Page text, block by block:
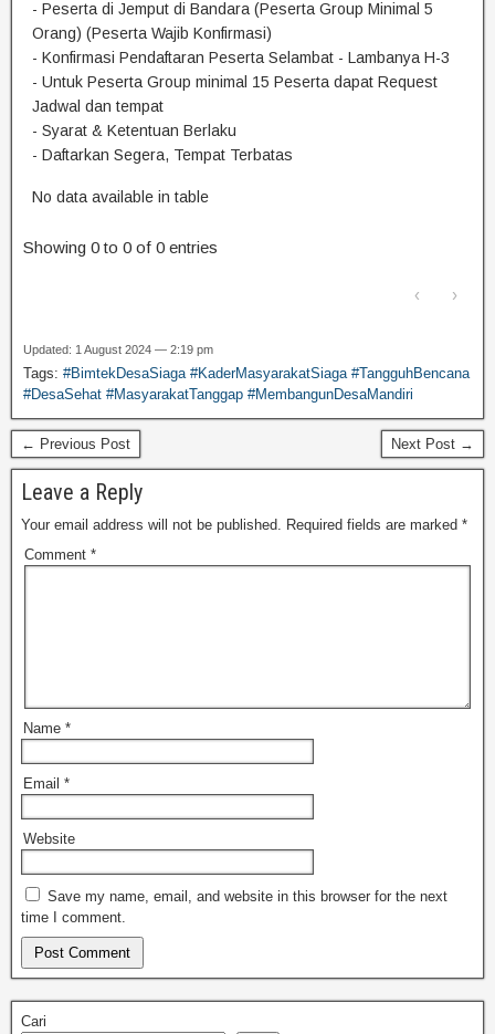
- Peserta di Jemput di Bandara (Peserta Group Minimal 5
Orang) (Peserta Wajib Konfirmasi)
- Konfirmasi Pendaftaran Peserta Selambat - Lambanya H-3
- Untuk Peserta Group minimal 15 Peserta dapat Request
Jadwal dan tempat
- Syarat & Ketentuan Berlaku
- Daftarkan Segera, Tempat Terbatas
No data available in table
Showing 0 to 0 of 0 entries
‹ ›
Updated: 1 August 2024 — 2:19 pm
Tags: #BimtekDesaSiaga #KaderMasyarakatSiaga #TangguhBencana
#DesaSehat #MasyarakatTanggap #MembangunDesaMandiri
← Previous Post Next Post →
Leave a Reply
Your email address will not be published. Required fields are marked *
Comment *
Name *
Email *
Website
Save my name, email, and website in this browser for the next
time I comment.
Cari